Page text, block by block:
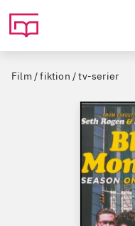
Film / fiktion / tv-serier